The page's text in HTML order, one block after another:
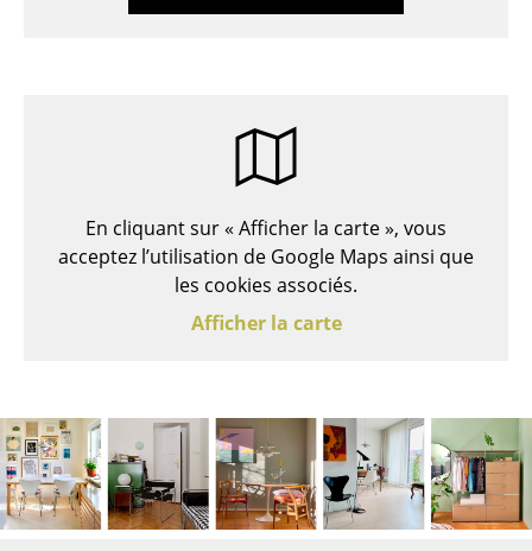
Chaises de conférence
Fauteuils de direction
Pièces détachées
Tables
Tables de repas
Tables d’appoint
En cliquant sur « Afficher la carte », vous
acceptez l’utilisation de Google Maps ainsi que
les cookies associés.
Afficher la carte